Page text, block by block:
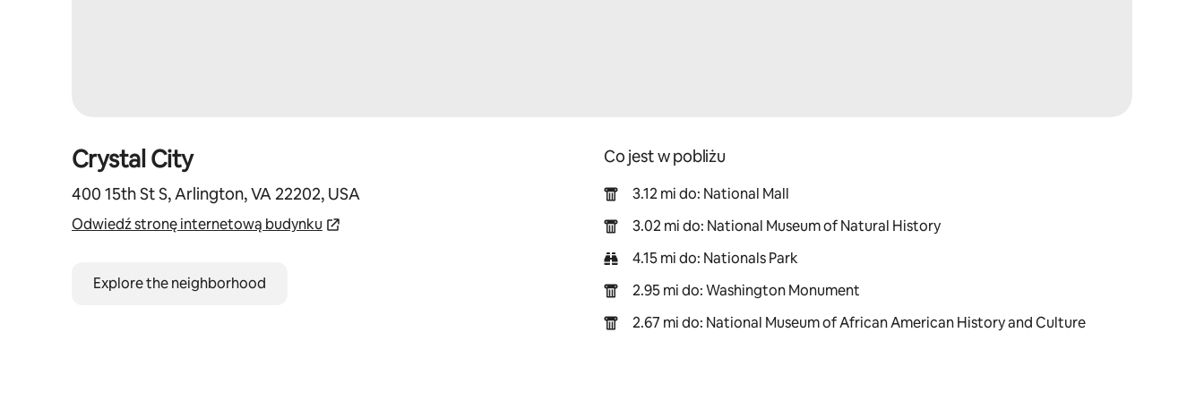
Crystal City
400 15th St S, Arlington, VA 22202, USA
Odwiedź stronę internetową budynku
Explore the neighborhood
Co jest w pobliżu
3.12 mi do: National Mall
3.02 mi do: National Museum of Natural History
4.15 mi do: Nationals Park
2.95 mi do: Washington Monument
2.67 mi do: National Museum of African American History and Culture